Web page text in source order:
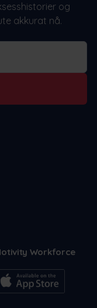
og
akkurat nå.
Workforce